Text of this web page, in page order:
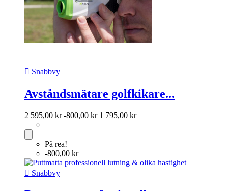
 Snabbvy
Avståndsmätare golfkikare...
2 595,00 kr -800,00 kr 1 795,00 kr
På rea!
-800,00 kr
 Snabbvy